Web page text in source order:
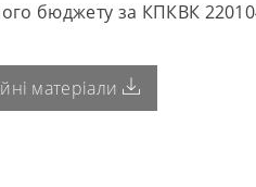
бюджету за КПКВК
матеріали